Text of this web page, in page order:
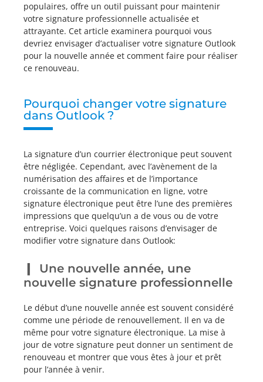
populaires, offre un outil puissant pour maintenir
votre signature professionnelle actualisée et
attrayante. Cet article examinera pourquoi vous
devriez envisager d’actualiser votre signature Outlook
pour la nouvelle année et comment faire pour réaliser
ce renouveau.
Pourquoi changer votre signature
dans Outlook ?
La signature d’un courrier électronique peut souvent
être négligée. Cependant, avec l’avènement de la
numérisation des affaires et de l’importance
croissante de la communication en ligne, votre
signature électronique peut être l’une des premières
impressions que quelqu’un a de vous ou de votre
entreprise. Voici quelques raisons d’envisager de
modifier votre signature dans Outlook:
Une nouvelle année, une
nouvelle signature professionnelle
Le début d’une nouvelle année est souvent considéré
comme une période de renouvellement. Il en va de
même pour votre signature électronique. La mise à
jour de votre signature peut donner un sentiment de
renouveau et montrer que vous êtes à jour et prêt
pour l’année à venir.